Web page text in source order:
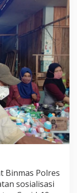
Binmas Polres
sosialisasi